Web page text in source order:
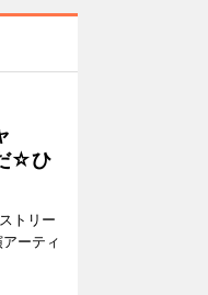
☆ひ
トリー
ーティ